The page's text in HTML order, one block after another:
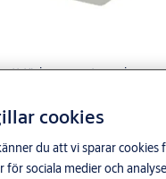
täcka magneten och
DDC-62CLM
med högst 50 mm
cookies
du att vi sparar cookies
sociala medier och